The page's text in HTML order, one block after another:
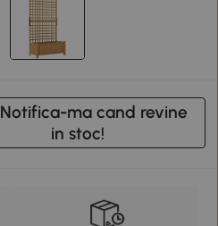
Notifica-ma cand revine
in stoc!